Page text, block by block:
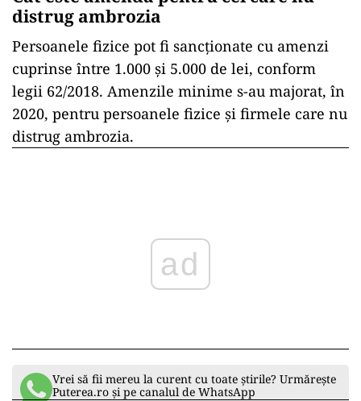
distrug ambrozia
Persoanele fizice pot fi sancționate cu amenzi
cuprinse între 1.000 și 5.000 de lei, conform
legii 62/2018. Amenzile minime s-au majorat, în
2020, pentru persoanele fizice și firmele care nu
distrug ambrozia.
ad
Vrei să fii mereu la curent cu toate știrile? Urmărește
Puterea.ro și pe canalul de WhatsApp